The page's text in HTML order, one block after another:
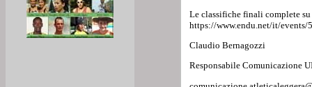
Le classifiche finali complete su
https://www.endu.net/it/events/
Claudio Bernagozzi
Responsabile Comunicazione